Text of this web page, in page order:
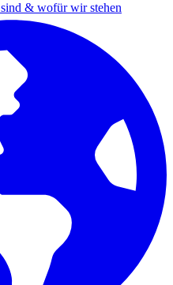
& wofür wir stehen